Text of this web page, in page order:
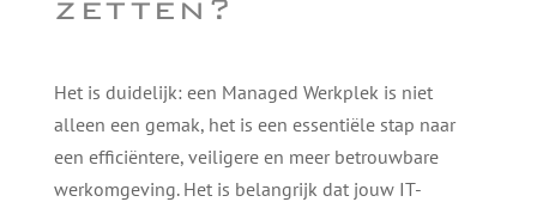
zetten?
Het is duidelijk: een Managed Werkplek is niet
alleen een gemak, het is een essentiële stap naar
een efficiëntere, veiligere en meer betrouwbare
werkomgeving. Het is belangrijk dat jouw IT-